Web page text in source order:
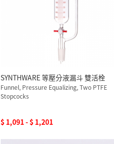
SYNTHWARE 等壓分液漏斗 雙活栓
Funnel, Pressure Equalizing, Two PTFE
Stopcocks
$ 1,091 - $ 1,201